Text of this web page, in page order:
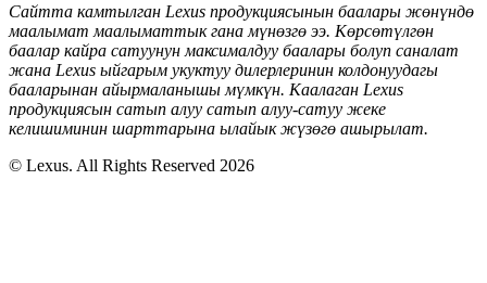
Сайтта камтылган Lexus продукциясынын баалары жөнүндө
маалымат маалыматтык гана мүнөзгө ээ. Көрсөтүлгөн
баалар кайра сатуунун максималдуу баалары болуп саналат
жана Lexus ыйгарым укуктуу дилерлеринин колдонуудагы
бааларынан айырмаланышы мүмкүн. Каалаган Lexus
продукциясын сатып алуу сатып алуу-сатуу жеке
келишиминин шарттарына ылайык жүзөгө ашырылат.
© Lexus. All Rights Reserved 2026